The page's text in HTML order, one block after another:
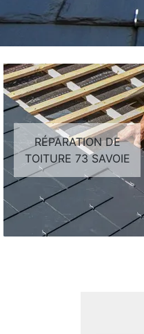
RÉPARATION DE
TOITURE 73 SAVOIE